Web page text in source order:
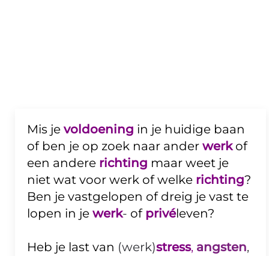
Mis je voldoening in je huidige baan
of ben je op zoek naar ander werkof
een andere richting maar weet je
niet wat voor werk of welke richting?
Ben je vastgelopen of dreig je vast te
lopen in je werk- of privéleven?
Heb je last van (werk)stress, angsten,